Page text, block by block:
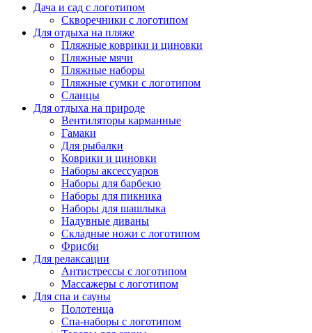
Дача и сад с логотипом
Скворечники с логотипом
Для отдыха на пляже
Пляжные коврики и циновки
Пляжные мячи
Пляжные наборы
Пляжные сумки с логотипом
Сланцы
Для отдыха на природе
Вентиляторы карманные
Гамаки
Для рыбалки
Коврики и циновки
Наборы аксессуаров
Наборы для барбекю
Наборы для пикника
Наборы для шашлыка
Надувные диваны
Складные ножи с логотипом
Фрисби
Для релаксации
Антистрессы с логотипом
Массажеры с логотипом
Для спа и сауны
Полотенца
Спа-наборы с логотипом